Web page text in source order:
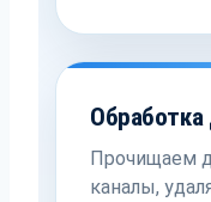
Прочищаем
каналы,